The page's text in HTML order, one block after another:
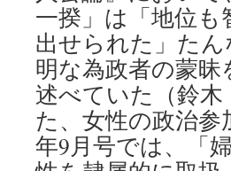
一揆」は「地位
出せられた」た
明な為政者の蒙
述べていた（鈴木
た、女性の政治参
年9月号では、「